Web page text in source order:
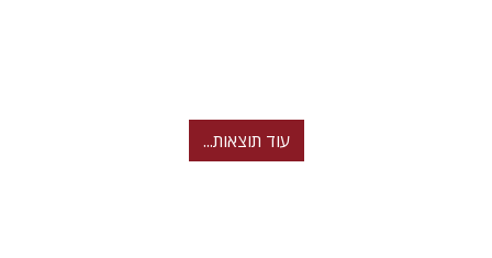
עוד תוצאות...